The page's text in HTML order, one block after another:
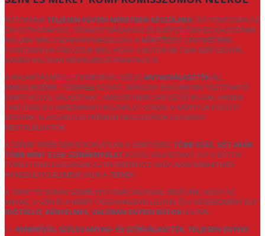
BÚTORAINK TELJESEN EGYEDI MÉRETBEN KÉSZÜLNEK, ÍGY PONTOSAN AZ
ÖN OTTHONÁHOZ, TÉRADOTTSÁGAIHOZ ÉS ELKÉPZELÉSEIHEZ IGAZODNAK.
NÁLUNK NINCS SZABVÁNYMEGOLDÁS: A MÉRETEZÉST CENTIMÉTERRE
PONTOSAN HATÁROZZUK MEG, HOGY A BÚTOR NE CSAK SZÉP LEGYEN,
HANEM VALÓBAN KÉNYELMES ÉS PRAKTIKUS IS.
A KIALAKÍTÁS MELLETT RENDKÍVÜL SZÉLESANYAGVÁLASZTÉKÁLL
RENDELKEZÉSRE. TÖBBFÉLE SZÖVET, BÁRSONY ÉS KÖNNYEN TISZTÍTHATÓ
KÁRPIT KÖZÜL VÁLASZTHAT, AMELYEK NEMCSAK ESZTÉTIKUSAK, HANEM
TARTÓSAK IS A MINDENNAPI HASZNÁLAT SORÁN. A KÁRPITOK KÖZÖTT
MODERN, KLASSZIKUS ÉS PRÉMIUM MEGOLDÁSOK EGYARÁNT
MEGTALÁLHATÓK.
A SZÍNEK TERÉN SZINTE KORLÁTLAN A LEHETŐSÉG: TÖBB SZÁZ, SŐT AKÁR
TÖBB MINT EZER SZÍNÁRNYALAT KÖZÜL VÁLASZTHAT, ÍGY A BÚTOR
TÖKÉLETESEN ILLESZKEDIK AZ ENTERIŐRHÖZ VAGY AKÁR KARAKTERES
HANGSÚLYOS ELEMÉVÉ VÁLIK A TÉRNEK.
A TERVEZÉS SORÁN SZEMÉLYES TANÁCSADÁSSAL SEGÍTÜNK, HOGY AZ
ANYAG, A SZÍN ÉS A MÉRET ÖSSZHANGBAN LEGYEN, ÉS A VÉGEREDMÉNY EGY
IDŐTÁLLÓ, KÉNYELMES, VALÓBAN EGYEDI BÚTOR LEGYEN.
👉 RENDKÍVÜL SZÉLES ANYAG- ÉS SZÍNVÁLASZTÉK, TELJESEN EGYEDI